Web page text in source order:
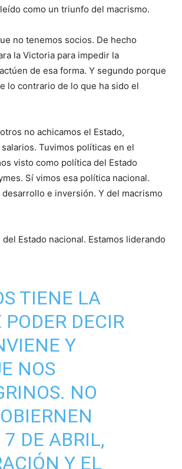
como un triunfo del macrismo.
no tenemos socios. De hecho
la Victoria para impedir la
de esa forma. Y segundo porque
lo contrario de lo que ha sido el
no achicamos el Estado,
Tuvimos políticas en el
visto como política del Estado
Sí vimos esa política nacional.
e inversión. Y del macrismo
Estado nacional. Estamos liderando
TIENE LA
DECIR
Y
NOS
NO
7 DE ABRIL,
Y EL